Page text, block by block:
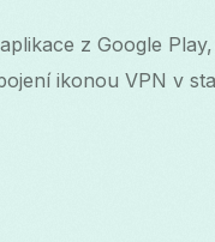
z Google
ikonou VPN v